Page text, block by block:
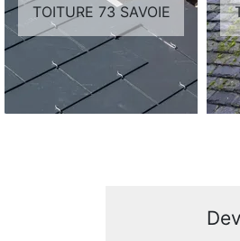
TOITURE 73 SAVOIE